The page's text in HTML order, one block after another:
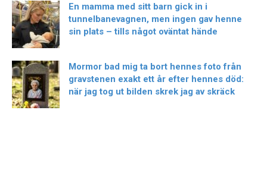
En mamma med sitt barn gick in i
tunnelbanevagnen, men ingen gav henne
sin plats – tills något oväntat hände
Mormor bad mig ta bort hennes foto från
gravstenen exakt ett år efter hennes död:
när jag tog ut bilden skrek jag av skräck